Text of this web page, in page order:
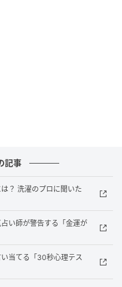
記事
？ 洗濯のプロに聞いた
い師が警告する「金運が
当てる「30秒心理テス